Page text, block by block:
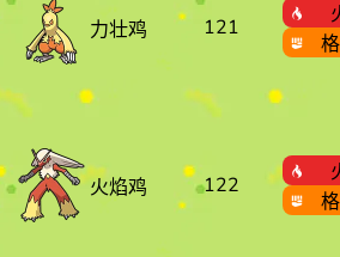
力壮鸡 121
火焰鸡 122